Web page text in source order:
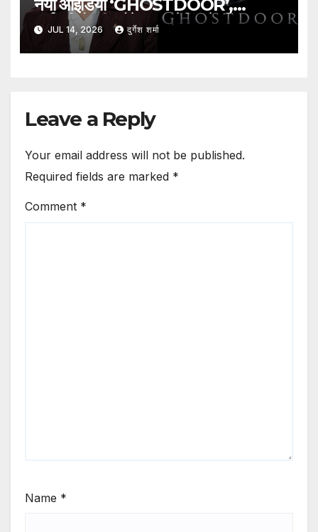
नया आइडिया ‘GHOSTDOOR’,
कर्मचारियों की प्रोफेशनल रेटिंग के लिए
प्लेटफॉर्म का प्रस्ताव
JUL 14, 2026 दुर्गेश शर्मा
Leave a Reply
Your email address will not be published.
Required fields are marked *
Comment *
Name *